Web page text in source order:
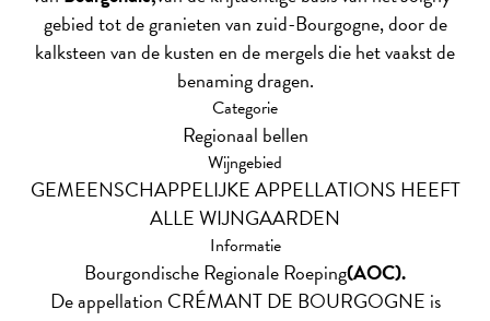
gebied tot de granieten van zuid-Bourgogne, door de
kalksteen van de kusten en de mergels die het vaakst de
benaming dragen.
Categorie
Regionaal bellen
Wijngebied
GEMEENSCHAPPELIJKE APPELLATIONS HEEFT
ALLE WIJNGAARDEN
Informatie
Bourgondische Regionale Roeping(AOC).
De appellation CRÉMANT DE BOURGOGNE is